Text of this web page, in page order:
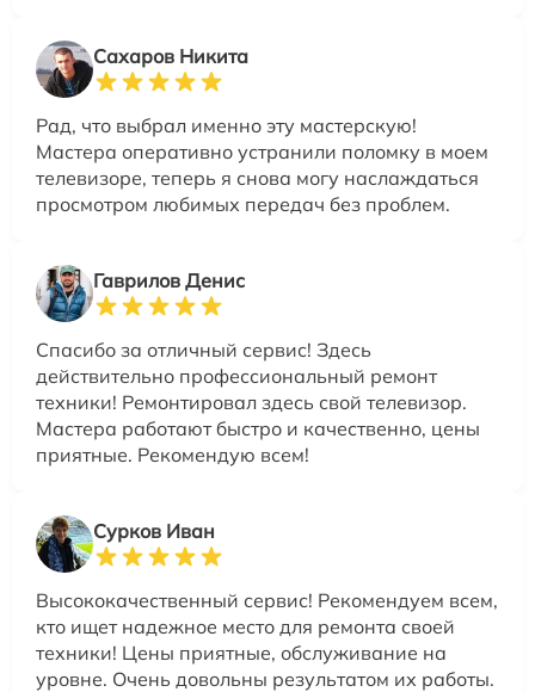
Сахаров Никита
Рад, что выбрал именно эту мастерскую!
Мастера оперативно устранили поломку в моем
телевизоре, теперь я снова могу наслаждаться
просмотром любимых передач без проблем.
Гаврилов Денис
Спасибо за отличный сервис! Здесь
действительно профессиональный ремонт
техники! Ремонтировал здесь свой телевизор.
Мастера работают быстро и качественно, цены
приятные. Рекомендую всем!
Сурков Иван
Высококачественный сервис! Рекомендуем всем,
кто ищет надежное место для ремонта своей
техники! Цены приятные, обслуживание на
уровне. Очень довольны результатом их работы.